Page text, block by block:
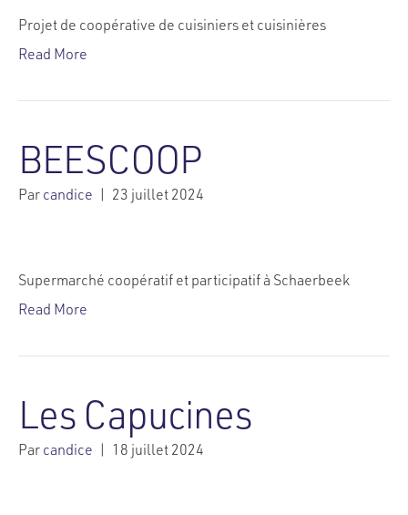
Projet de coopérative de cuisiniers et cuisinières
Read More
BEESCOOP
Parcandice | 23 juillet 2024
Supermarché coopératif et participatif à Schaerbeek
Read More
Les Capucines
Parcandice | 18 juillet 2024